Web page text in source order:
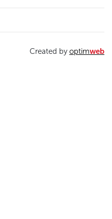
Created byoptimweb